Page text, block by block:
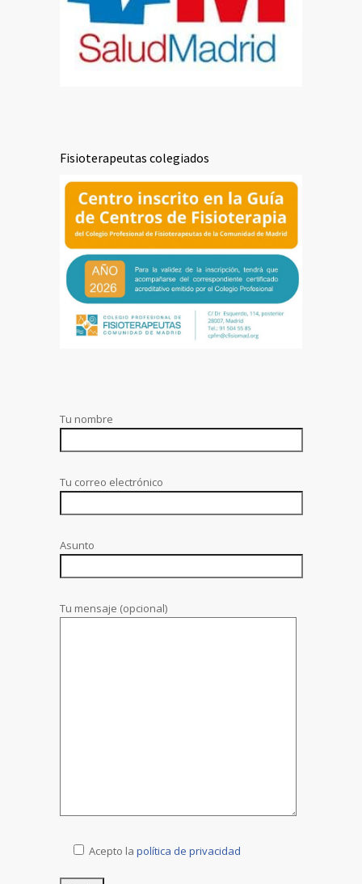
Fisioterapeutas colegiados
Tu nombre
Tu correo electrónico
Asunto
Tu mensaje (opcional)
Acepto la política de privacidad